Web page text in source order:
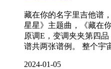
藏在你的名字里吉他谱
星星》主题曲，《藏在
原调E，变调夹夹第四
谱共两张谱例。 整个宇
2024-01-05